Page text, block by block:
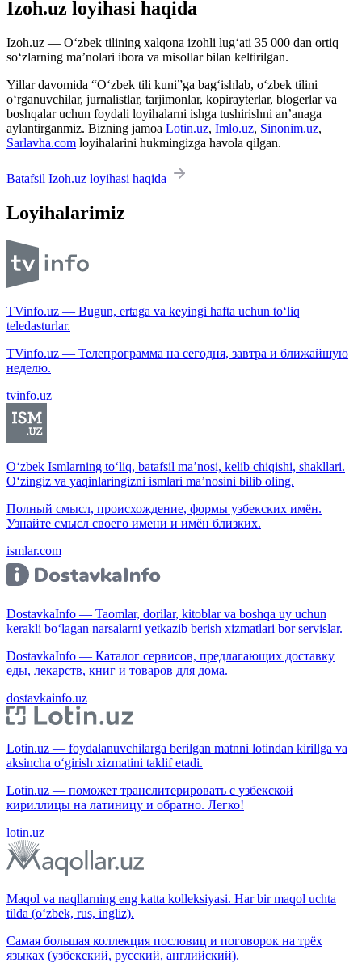
Izoh.uz loyihasi haqida
Izoh.uz — O‘zbek tilining xalqona izohli lug‘ati 35 000 dan ortiq
so‘zlarning ma’nolari ibora va misollar bilan keltirilgan.
Yillar davomida “O‘zbek tili kuni”ga bag‘ishlab, o‘zbek tilini
o‘rganuvchilar, jurnalistlar, tarjimonlar, kopirayterlar, blogerlar va
boshqalar uchun foydali loyihalarni ishga tushirishni an’anaga
aylantirganmiz. Bizning jamoa Lotin.uz, Imlo.uz, Sinonim.uz,
Sarlavha.com loyihalarini hukmingizga havola qilgan.
Batafsil Izoh.uz loyihasi haqida
Loyihalarimiz
TVinfo.uz — Bugun, ertaga va keyingi hafta uchun to‘liq
teledasturlar.
TVinfo.uz — Телепрограмма на сегодня, завтра и ближайшую
неделю.
tvinfo.uz
O‘zbek Ismlarning to‘liq, batafsil ma’nosi, kelib chiqishi, shakllari.
O‘zingiz va yaqinlaringizni ismlari ma’nosini bilib oling.
Полный смысл, происхождение, формы узбекских имён.
Узнайте смысл своего имени и имён близких.
ismlar.com
DostavkaInfo — Taomlar, dorilar, kitoblar va boshqa uy uchun
kerakli bo‘lagan narsalarni yetkazib berish xizmatlari bor servislar.
DostavkaInfo — Каталог сервисов, предлагающих доставку
еды, лекарств, книг и товаров для дома.
dostavkainfo.uz
Lotin.uz — foydalanuvchilarga berilgan matnni lotindan kirillga va
aksincha o‘girish xizmatini taklif etadi.
Lotin.uz — поможет транслитерировать с узбекской
кириллицы на латиницу и обратно. Легко!
lotin.uz
Maqol va naqllarning eng katta kolleksiyasi. Har bir maqol uchta
tilda (o‘zbek, rus, ingliz).
Самая большая коллекция пословиц и поговорок на трёх
языках (узбекский, русский, английский).